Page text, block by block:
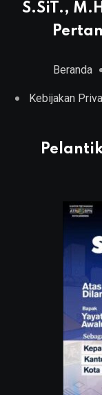
S.SiT.,
Beranda
Kebijakan